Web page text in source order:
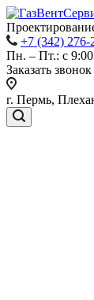
+7 (342) 276-
Пн. – Пт.: с
Заказать звонок
г. Пермь,